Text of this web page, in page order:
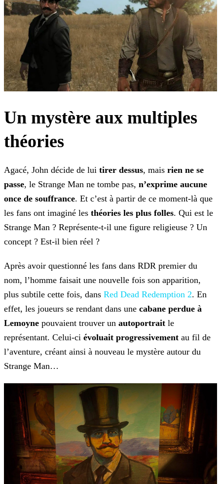
Un mystère aux multiples
théories
Agacé, John décide de lui tirer dessus, mais rien ne se
passe, le Strange Man ne tombe pas, n’exprime aucune
once de souffrance. Et c’est à partir de ce moment-là que
les fans ont imaginé les théories les plus folles. Qui est le
Strange Man ? Représente-t-il une figure religieuse ? Un
concept ? Est-il bien réel ?
Après avoir questionné les fans dans RDR premier du
nom, l’homme faisait une nouvelle fois son apparition,
plus subtile cette fois, dans Red Dead Redemption 2. En
effet, les joueurs se rendant dans une cabane perdue à
Lemoyne pouvaient trouver un autoportrait le
représentant. Celui-ci évoluait progressivement au fil de
l’aventure, créant ainsi à nouveau le mystère autour du
Strange Man…